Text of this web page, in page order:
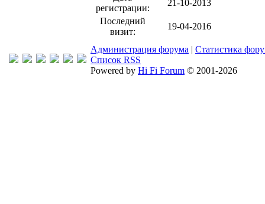
регистрации:
21-10-2013
Последний
визит:
19-04-2016
Администрация форума | Статистика
Список RSS
Powered by Hi Fi Forum © 2001-2026